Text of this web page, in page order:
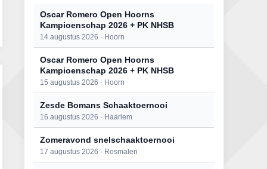
Oscar Romero Open Hoorns
Kampioenschap 2026 + PK NHSB
14 augustus 2026 · Hoorn
Oscar Romero Open Hoorns
Kampioenschap 2026 + PK NHSB
15 augustus 2026 · Hoorn
Zesde Bomans Schaaktoernooi
16 augustus 2026 · Haarlem
Zomeravond snelschaaktoernooi
17 augustus 2026 · Rosmalen